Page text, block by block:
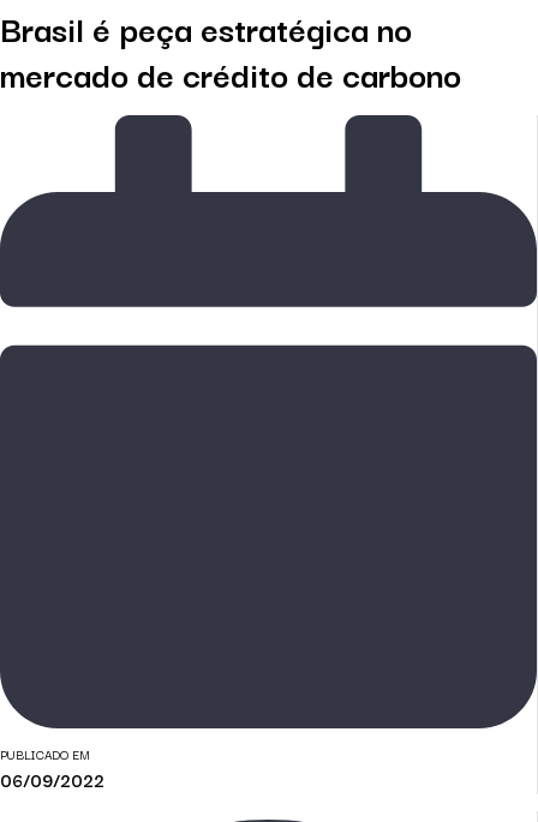
Brasil é peça estratégica no
mercado de crédito de carbono
PUBLICADO EM
06/09/2022